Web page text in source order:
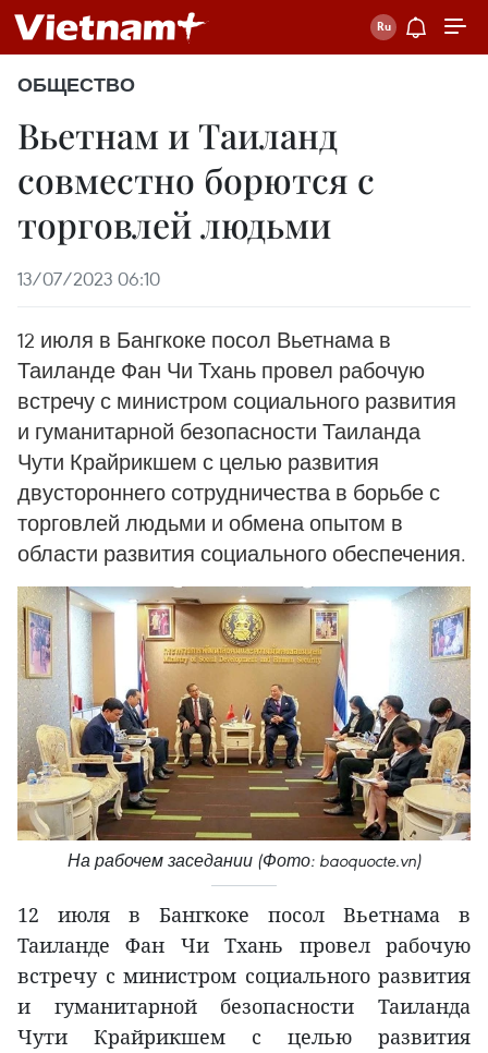
ОБЩЕСТВО
Вьетнам и Таиланд
совместно борются с
торговлей людьми
13/07/2023 06:10
12 июля в Бангкоке посол Вьетнама в
Таиланде Фан Чи Тхань провел рабочую
встречу с министром социального развития
и гуманитарной безопасности Таиланда
Чути Крайрикшем с целью развития
двустороннего сотрудничества в борьбе с
торговлей людьми и обмена опытом в
области развития социального обеспечения.
На рабочем заседании (Фото: baoquocte.vn)
12 июля в Бангкоке посол Вьетнама в
Таиланде Фан Чи Тхань провел рабочую
встречу с министром социального развития
и гуманитарной безопасности Таиланда
Чути Крайрикшем с целью развития